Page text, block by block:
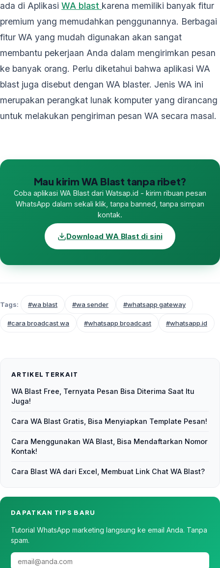
ada di Aplikasi WA blast karena memiliki banyak fitur
premium yang memudahkan penggunannya. Berbagai
fitur WA yang mudah digunakan akan sangat
membantu pekerjaan Anda dalam mengirimkan pesan
ke banyak orang. Perlu diketahui bahwa aplikasi WA
blast juga disebut dengan WA blaster. Jenis WA ini
merupakan perangkat lunak komputer yang dirancang
untuk melakukan pengiriman pesan WA secara masal.
Mau kirim WA Blast tanpa ribet?
Coba aplikasi WA Blast dari Watsap.id - kirim ribuan pesan
WhatsApp dalam sekali klik, tanpa banned, tanpa simpan
kontak.
Download WA Blast di sini
Tags: #wa blast #wa sender #whatsapp gateway
#cara broadcast wa #whatsapp broadcast #whatsapp.id
ARTIKEL TERKAIT
WA Blast Free, Ternyata Pesan Bisa Diterima Saat Itu
Juga!
Cara WA Blast Gratis, Bisa Menyiapkan Template Pesan!
Cara Menggunakan WA Blast, Bisa Mendaftarkan Nomor
Kontak!
Cara Blast WA dari Excel, Membuat Link Chat WA Blast?
DAPATKAN TIPS BARU
Tutorial WhatsApp marketing langsung ke email Anda. Tanpa
spam.